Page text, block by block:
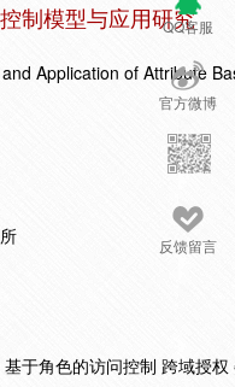
QQ客服
官方微博
反馈留言
制模型与应用研究
Application of Attribute
于角色的访问控制 跨域授